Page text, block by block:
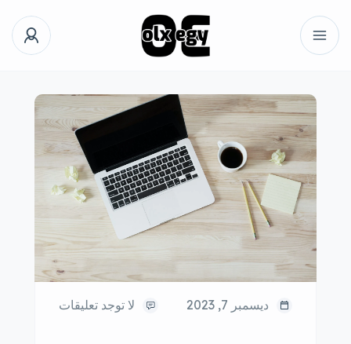
ديسمبر 7, 2023 لا توجد تعليقات